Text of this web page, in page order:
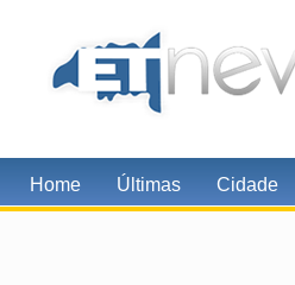
Home Últimas Cidade